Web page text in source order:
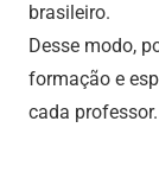
brasileiro.
Desse modo,
formação e
cada professor.